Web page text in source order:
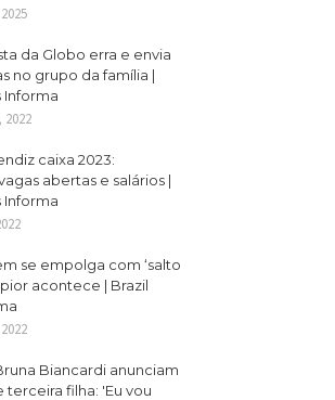
da Globo erra e envia
no grupo da família |
Informa
2022
caixa 2023:
abertas e salários |
Informa
se empolga com ‘salto
acontece | Brazil
Biancardi anunciam
terceira filha: 'Eu vou